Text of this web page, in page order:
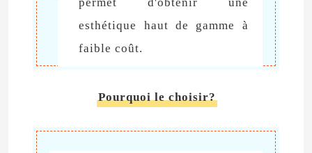
Lumière à néon LED extérieure
esthétique haut de gamme à
faible coût.
Pourquoi le choisir?